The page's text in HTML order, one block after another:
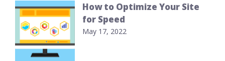
How to Optimize Your Site
for Speed
May 17, 2022